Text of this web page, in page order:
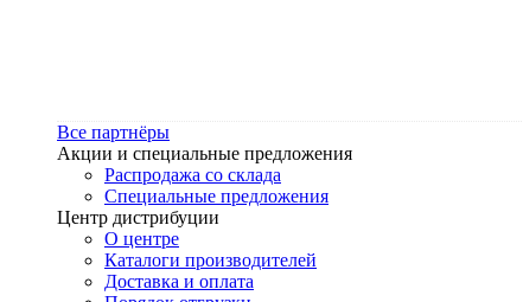
Все партнёры
Акции и специальные предложения
Распродажа со склада
Специальные предложения
Центр дистрибуции
О центре
Каталоги производителей
Доставка и оплата